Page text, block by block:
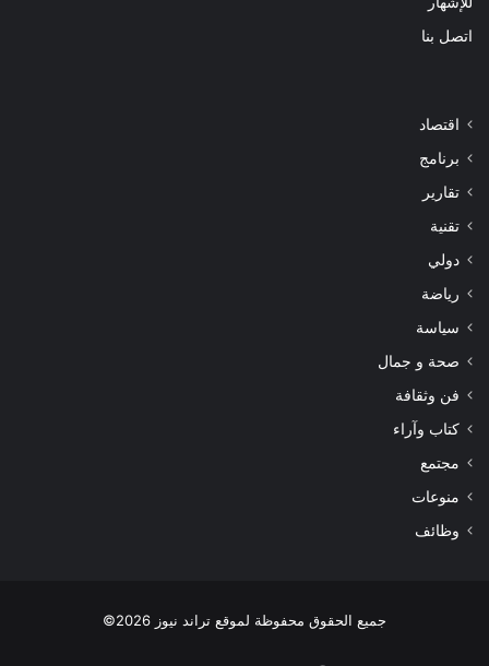
اتصل بنا
اقتصاد
برنامج
تقارير
تقنية
دولي
رياضة
سياسة
صحة و جمال
فن وثقافة
كتاب وآراء
مجتمع
منوعات
وظائف
جميع الحقوق محفوظة لموقع تراند نيوز 2026©